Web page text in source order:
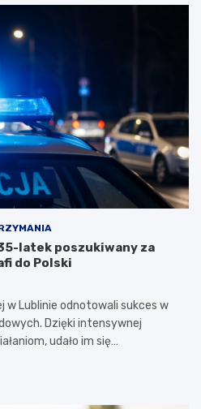
latek poszukiwany za
do Polski
w Lublinie odnotowali sukces w
Dzięki intensywnej
udało im się…